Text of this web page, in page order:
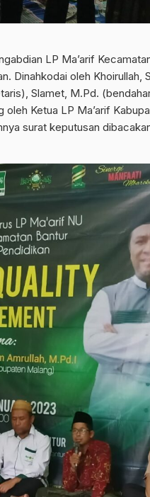
LP Ma’arif
Dinahkodai oleh Khoirullah,
Slamet, M.Pd.
Ketua LP Ma’arif
surat keputusan